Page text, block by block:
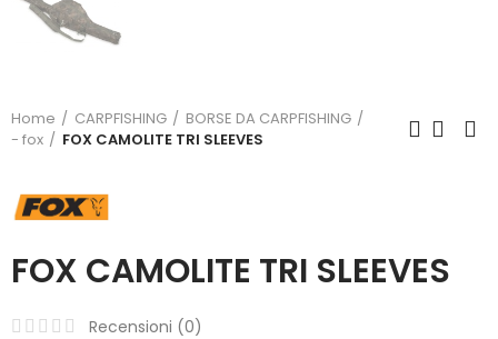
Home CARPFISHING
BORSE DA CARPFISHING
- fox
FOX CAMOLITE TRI SLEEVES
FOX CAMOLITE TRI SLEEVES
Recensioni (0)